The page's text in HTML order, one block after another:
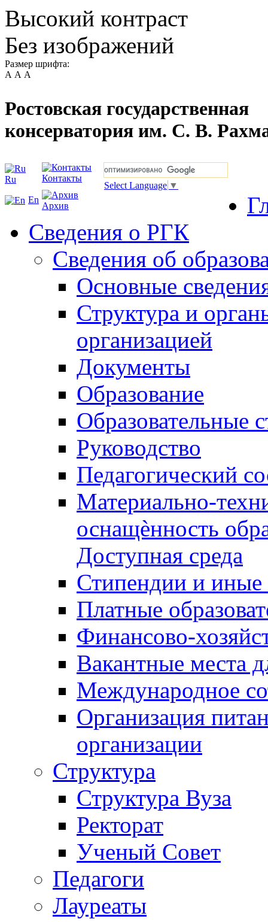
Высокий контраст
Без изображений
Размер шрифта:
А А А
Ростовская государственная
консерватория им. С. В.
Ru
En
Контакты
Архив
Select Language ▼
Сведения о РГК
Сведения об
Основные
Структура и
организацией
Документы
Образование
Образовательные
Руководство
Педагогический
Материально-
оснащѐнность
Доступная среда
Стипендии и иные
Платные
Финансово-
Вакантные места
Международное
Организация
организации
Структура
Структура Вуза
Ректорат
Ученый Совет
Педагоги
Лауреаты